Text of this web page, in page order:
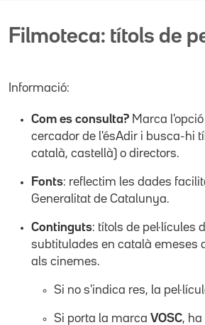
Filmoteca: títols de
Informació:
Com es consulta? Marca l'opció
cercador de l'ésAdir i busca-hi
català, castellà) o directors.
Fonts: reflectim les dades
Generalitat de Catalunya.
Continguts: títols de pel·lícules
subtitulades en català emeses
als cinemes.
Si no s'indica res, la
Si porta la marca VOSC, ha